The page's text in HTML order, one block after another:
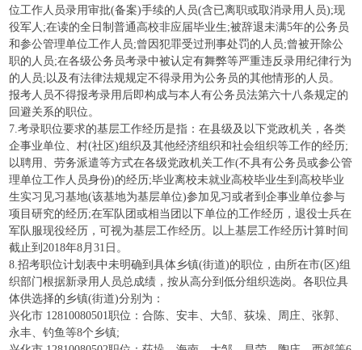
位工作人员录用审批(备案)手续的人员(含已离职或取消录用人员);现
役军人;在读的全日制普通高校非应届毕业生;被辞退未满5年的公务员
和参公管理单位工作人员;曾因犯罪受过刑事处罚的人员;曾被开除公
职的人员;在各级公务员考录中被认定有舞弊等严重违反录用纪律行为
的人员;以及有法律法规规定不得录用为公务员的其他情形的人员。
报考人员不得报考录用后即构成与本人有公务员法第六十八条规定的
回避关系的职位。
7.考录职位要求的基层工作经历是指：在县级及以下党政机关，各类
企事业单位、村(社区)组织及其他经济组织和社会组织等工作的经历;
以聘用、劳务派遣等方式在各级党政机关工作(不具有公务员或参公管
理单位工作人员身份)的经历;毕业离校未就业高校毕业生到高校毕业
生实习见习基地(该基地为基层单位)参加见习或者到企事业单位参与
项目研究的经历;在军队团或相当团以下单位的工作经历，退役士兵在
军队服现役经历，可视为基层工作经历。以上基层工作经历计算时间
截止到2018年8月31日。
8.招考职位计划表中未明确到具体乡镇(街道)的职位，由所在市(区)组
织部门根据新录用人员总成绩，按从高分到低分组织选岗。各职位具
体供选择的乡镇(街道)分别为：
兴化市 12810080501职位：合陈、安丰、大邹、荻垛、周庄、张郭、
永丰、钓鱼等8个乡镇;